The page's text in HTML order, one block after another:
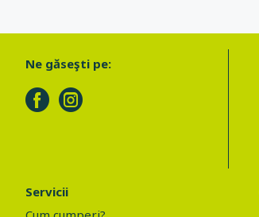
Ne găseşti pe:
Servicii